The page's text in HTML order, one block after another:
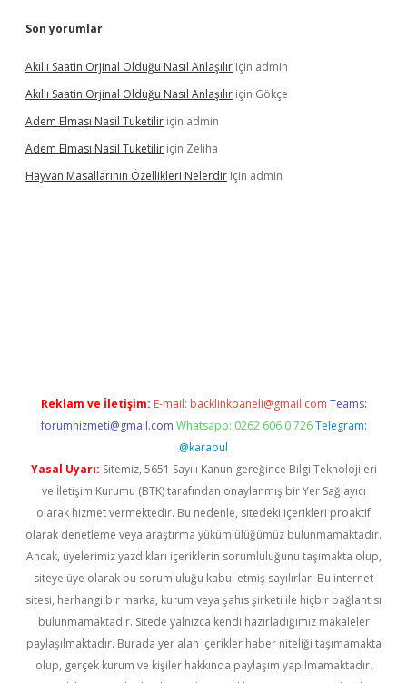
Son yorumlar
Akıllı Saatin Orjinal Olduğu Nasıl Anlaşılır için admin
Akıllı Saatin Orjinal Olduğu Nasıl Anlaşılır için Gökçe
Adem Elması Nasil Tuketilir için admin
Adem Elması Nasil Tuketilir için Zeliha
Hayvan Masallarının Özellikleri Nelerdir için admin
Reklam ve İletişim: E-mail: backlinkpaneli@gmail.com Teams:
forumhizmeti@gmail.com Whatsapp: 0262 606 0 726 Telegram:
@karabul
Yasal Uyarı: Sitemiz, 5651 Sayılı Kanun gereğince Bilgi Teknolojileri
ve İletişim Kurumu (BTK) tarafından onaylanmış bir Yer Sağlayıcı
olarak hizmet vermektedir. Bu nedenle, sitedeki içerikleri proaktif
olarak denetleme veya araştırma yükümlülüğümüz bulunmamaktadır.
Ancak, üyelerimiz yazdıkları içeriklerin sorumluluğunu taşımakta olup,
siteye üye olarak bu sorumluluğu kabul etmiş sayılırlar. Bu internet
sitesi, herhangi bir marka, kurum veya şahıs şirketi ile hiçbir bağlantısı
bulunmamaktadır. Sitede yalnızca kendi hazırladığımız makaleler
paylaşılmaktadır. Burada yer alan içerikler haber niteliği taşımamakta
olup, gerçek kurum ve kişiler hakkında paylaşım yapılmamaktadır.